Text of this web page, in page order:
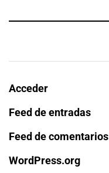
Acceder
Feed de entradas
Feed de comentarios
WordPress.org